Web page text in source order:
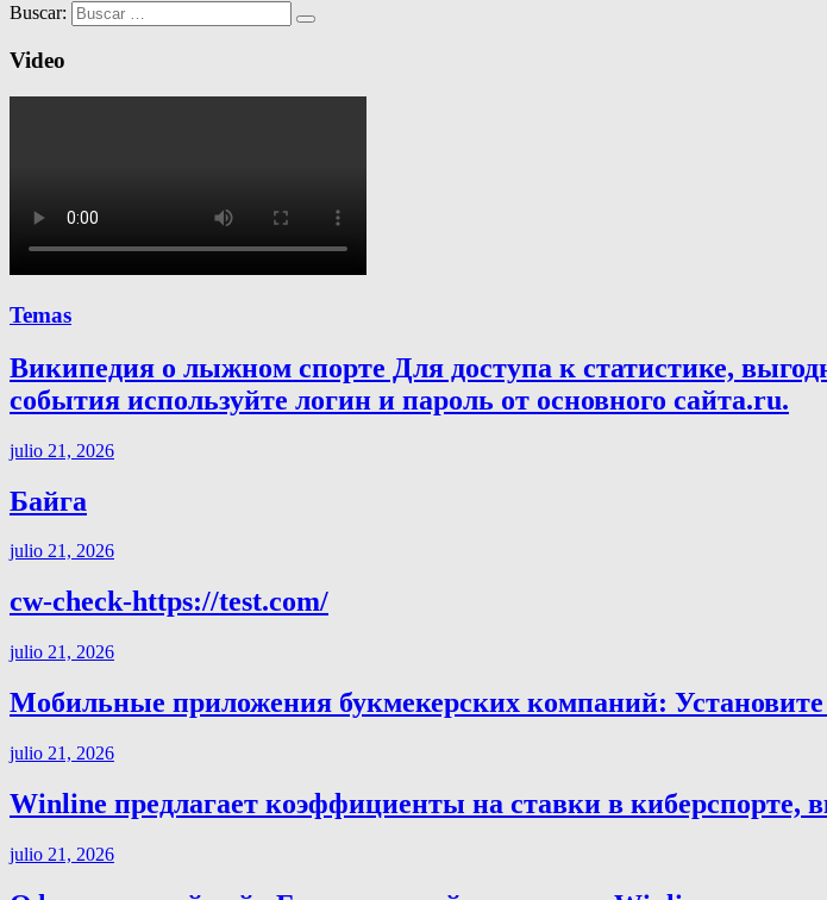
Buscar:
Video
Temas
Википедия о лыжном спорте Для доступа к статистике,
события используйте логин и пароль от основного сайта.ru.
julio 21, 2026
Байга
julio 21, 2026
cw-check-https://test.com/
julio 21, 2026
Мобильные приложения букмекерских компаний:
julio 21, 2026
Winline предлагает коэффициенты на ставки в киберспорте,
julio 21, 2026